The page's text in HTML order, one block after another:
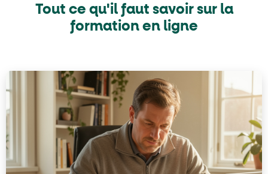
Tout ce qu'il faut savoir sur la
formation en ligne